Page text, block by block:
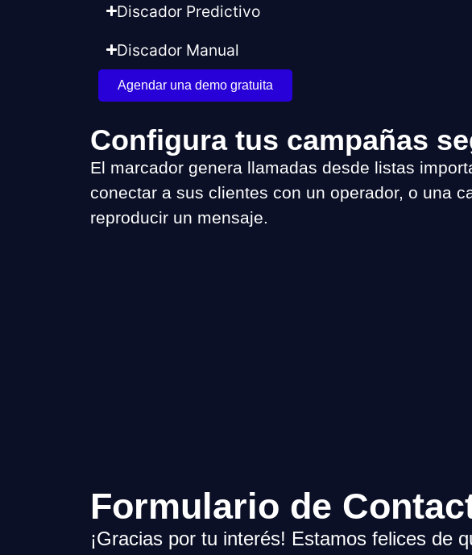
Discador Predictivo
Discador Manual
Agendar una demo gratuita
Configura tus campañas
El marcador genera llamadas desde listas
conectar a sus clientes con un operador, o una
reproducir un mensaje.
Formulario de
¡Gracias por tu interés! Estamos felices de